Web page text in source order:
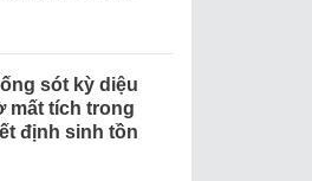
sót kỳ diệu
mất tích trong
định sinh tồn